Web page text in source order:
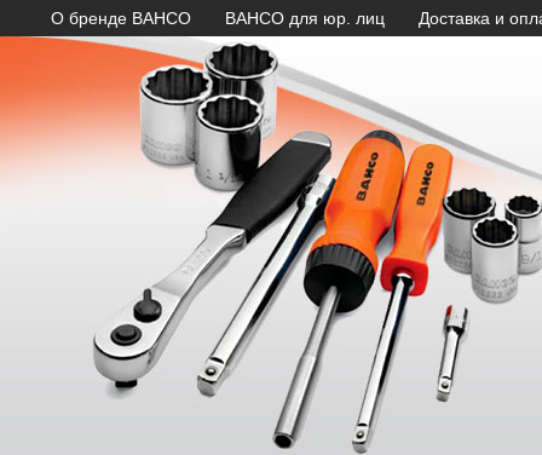
О бренде BAHCO BAHCO для юр. лиц Доставка и